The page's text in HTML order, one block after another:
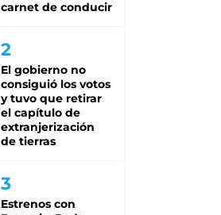
carnet de conducir
El gobierno no
consiguió los votos
y tuvo que retirar
el capítulo de
extranjerización
de tierras
Estrenos con